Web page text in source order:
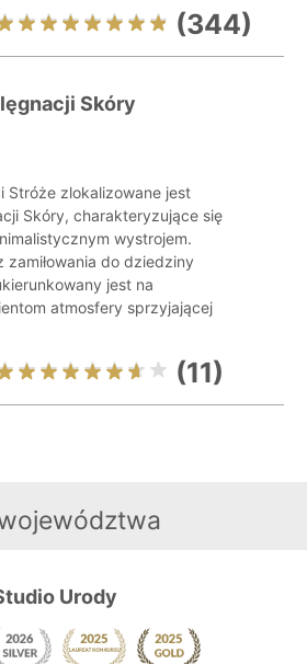
(344)
Skóry
Stróże zlokalizowane jest
Skóry, charakteryzujące się
wystrojem.
zamiłowania do dziedziny
jest na
atmosfery sprzyjającej
(11)
Urody